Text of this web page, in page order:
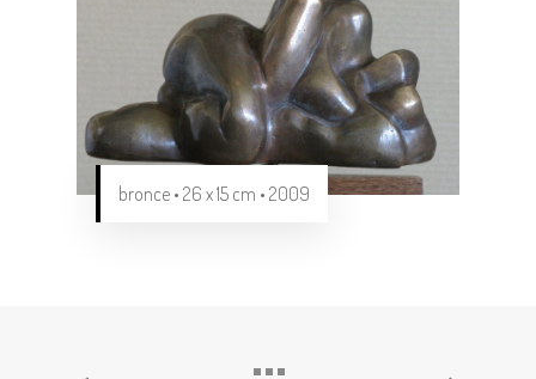
bronce • 26 x 15 cm • 2009